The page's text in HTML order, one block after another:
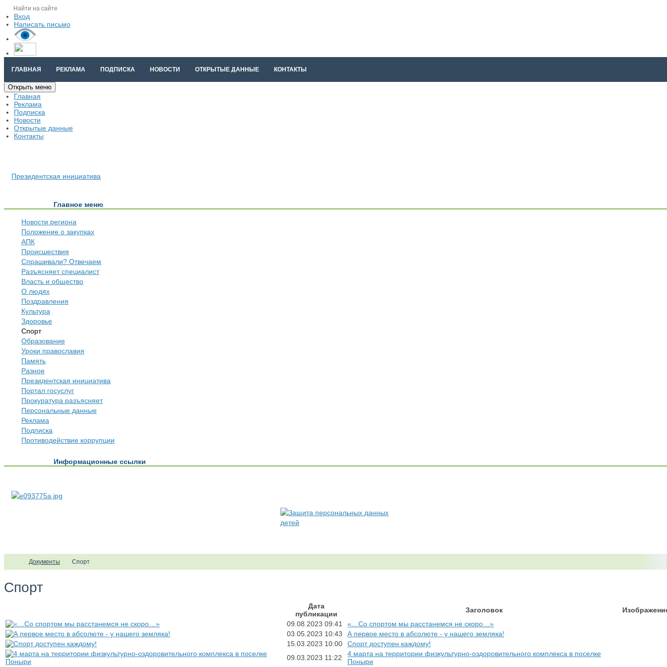
Вход
Написать письмо
ГЛАВНАЯ РЕКЛАМА ПОДПИСКА НОВОСТИ ОТКРЫТЫЕ ДАННЫЕ КОНТАКТЫ
Открыть меню
Главная
Реклама
Подписка
Новости
Открытые данные
Контакты
Президентская инициатива
Главное меню
Новости региона
Положение о закупках
АПК
Происшествия
Спрашивали? Отвечаем
Разъясняет специалист
Власть и общество
О людях
Поздравления
Культура
Здоровье
Спорт
Образование
Уроки православия
Память
Разное
Президентская инициатива
Портал госуслуг
Прокуратура разъясняет
Персональные данные
Реклама
Подписка
Противодействие коррупции
Информационные ссылки
Документы Спорт
Спорт
Дата
публикации
Заголовок
09.08.2023 09:41
«…Со спортом мы расстанемся не скоро…»
03.05.2023 10:43
А первое место в абсолюте - у нашего земляка!
15.03.2023 10:00
Спорт доступен каждому!
09.03.2023 11:22
4 марта на территории физкультурно-оздоровительного комплекса в поселке
Поныри